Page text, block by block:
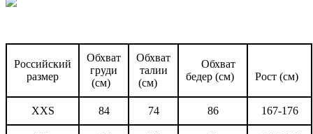
Российский
размер
Обхват
груди
(см)
Обхват
талии
(см)
Обхват
бедер (см)
Рост (см)
XXS 84 74 86 167-176